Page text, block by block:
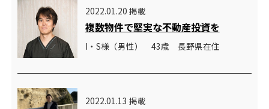
2022.01.20 掲載
複数物件で堅実な不動産投資を
I・S様（男性） 43歳 長野県在住
2022.01.13 掲載